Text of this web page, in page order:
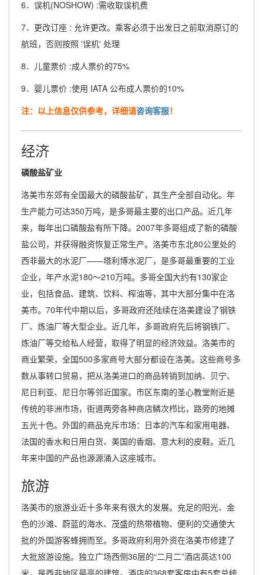
6．误机(NOSHOW) :需收取误机费
7．更改订座 : 允许更改。乘客必须于出发日之前取消原订的
航班，否则按照 '误机' 处理
8．儿童票价 :成人票价的75%
9．婴儿票价 :使用 IATA 公布成人票价的10%
注：以上信息仅供参考，详细请咨询客服！
经济
磷酸盐矿业
洛美市东郊有全国最大的磷酸盐矿，其生产全部自动化。年
生产能力可达350万吨，是多哥最主要的出口产品。近几年
来，每年出口磷酸盐有所下降。2007年多哥组成了新的磷酸
盐公司，并获得融资恢复正常生产。洛美市东北80公里处的
西非最大的水泥厂——塔利博水泥厂，是多哥最重要的工业
企业，年产水泥180～210万吨。多哥全国大约有130家企
业，包括食品、建筑、饮料、榨油等，其中大部分集中在洛
美市。70年代中期以后，多哥政府还陆续在洛美建设了钢铁
厂、炼油厂等大型企业。近几年，多哥政府先后将钢铁厂、
炼油厂等交给私人经营，取得了明显的经济效益。洛美市的
商业繁荣，全国500多家商号大部分都设在洛美。这些商号多
数从事转口贸易，把从洛美进口的商品转销到加纳、贝宁、
尼日利亚、尼日尔等邻近国家。市区东南的圣心教堂附近是
传统的非洲市场，街道两旁各种商店鳞次栉比，路旁的地摊
五光十色。外国的商品充斥市场：日本的汽车和家用电器、
法国的香水和日用白货、美国的香烟、意大利的皮鞋。近几
年来中国的产品也源源涌入这座城市。
旅游
洛美市的旅游业近十多年来有很大的发展。充足的阳光、金
色的沙滩、蔚蓝的海水、茂盛的热带植物、便利的交通使大
批的外国游客蜂拥而至。多哥政府利用外资在洛美市修建了
大批旅游设施。独立广场西侧36层的“二月二”酒店高达100
米，是西非地区最高的建筑。酒店的368套客房中有5套总统